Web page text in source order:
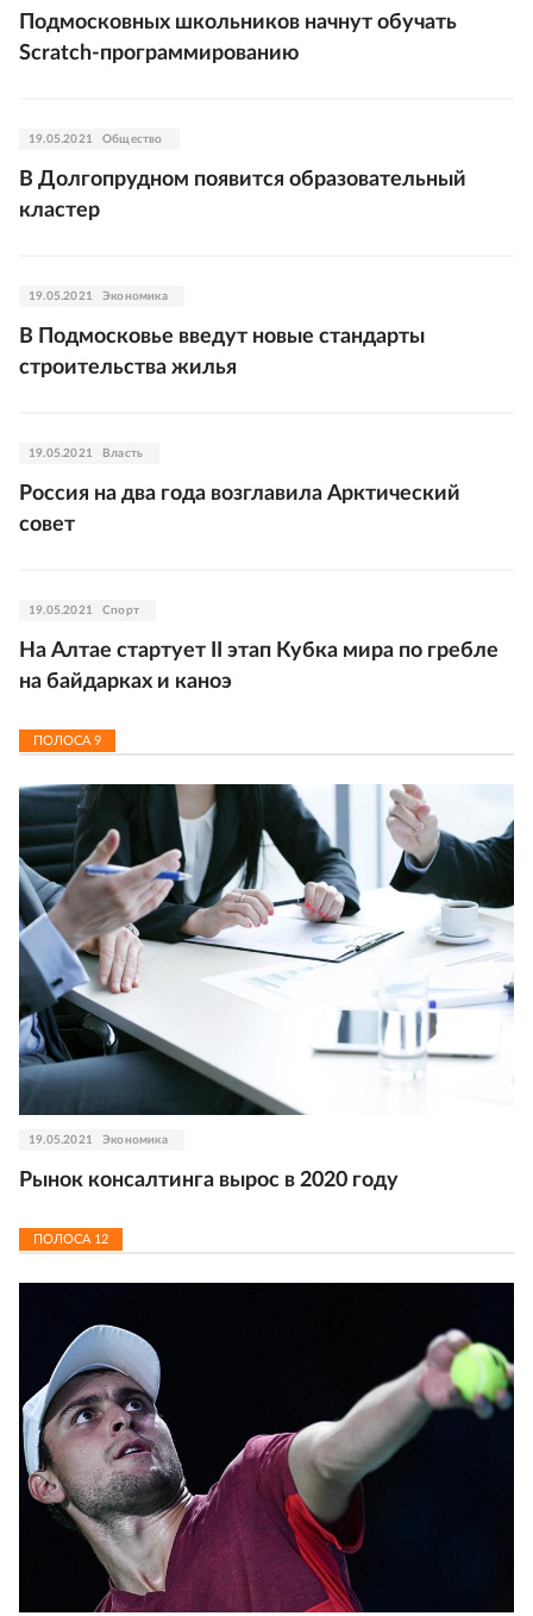
Подмосковных школьников начнут обучать
Scratch-программированию
19.05.2021 Общество
В Долгопрудном появится образовательный
кластер
19.05.2021 Экономика
В Подмосковье введут новые стандарты
строительства жилья
19.05.2021 Власть
Россия на два года возглавила Арктический
совет
19.05.2021 Спорт
На Алтае стартует II этап Кубка мира по гребле
на байдарках и каноэ
ПОЛОСА9
19.05.2021 Экономика
Рынок консалтинга вырос в 2020 году
ПОЛОСА 12